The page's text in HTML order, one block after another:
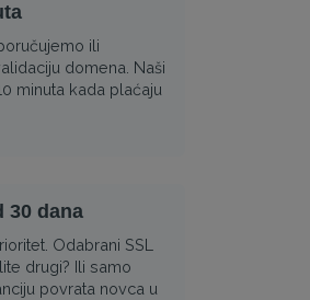
ili
domena. Naši
minuta kada plaćaju
30 dana
Odabrani SSL
drugi? Ili samo
povrata novca u